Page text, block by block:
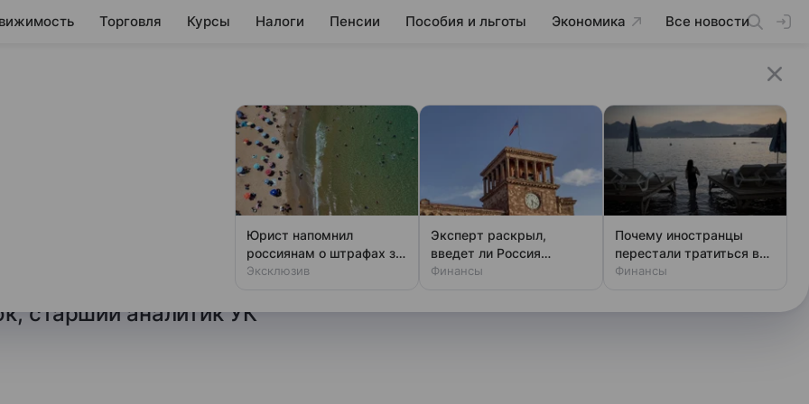
Торговля Курсы Налоги Пенсии Пособия и льготы Экономика Все новости
на этой
на этой неделе будет
ключевой ставке. Что будет
старший аналитик УК
Юрист напомнил
россиянам о штрафах за
пиво на пляже
Эксклюзив
Эксперт раскрыл,
введет ли Россия
санкции против Армении
Финансы
Почему иностранцы
перестали тратиться в
Турции
Финансы